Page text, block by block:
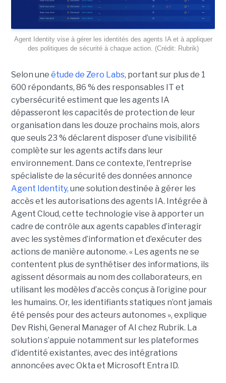
Agent Identity vise à gérer les identités des agents IA et à appliquer
des politiques de sécurité à chaque action. (Crédit: Rubrik)
Selon une étude de Zero Labs, portant sur plus de 1
600 répondants, 86 % des responsables IT et
cybersécurité estiment que les agents IA
dépasseront les capacités de protection de leur
organisation dans les douze prochains mois, alors
que seuls 23 % déclarent disposer d’une visibilité
complète sur les agents actifs dans leur
environnement. Dans ce contexte, l'entreprise
spécialiste de la sécurité des données annonce
Agent Identity, une solution destinée à gérer les
accès et les autorisations des agents IA. Intégrée à
Agent Cloud, cette technologie vise à apporter un
cadre de contrôle aux agents capables d’interagir
avec les systèmes d’information et d’exécuter des
actions de manière autonome. « Les agents ne se
contentent plus de synthétiser des informations, ils
agissent désormais au nom des collaborateurs, en
utilisant les modèles d’accès conçus à l’origine pour
les humains. Or, les identifiants statiques n’ont jamais
été pensés pour des acteurs autonomes », explique
Dev Rishi, General Manager of AI chez Rubrik. La
solution s’appuie notamment sur les plateformes
d’identité existantes, avec des intégrations
annoncées avec Okta et Microsoft Entra ID.